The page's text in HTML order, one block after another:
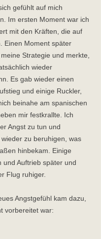
gefühlt auf mich
Im ersten Moment war ich
mit den Kräften, die auf
Einen Moment später
Strategie und merkte,
wieder
Es gab wieder einen
und einige Ruckler,
beinahe am spanischen
mir festkrallte. Ich
Angst zu tun und
zu beruhigen, was
hinbekam. Einige
und Auftrieb später und
Flug ruhiger.
Angstgefühl kam dazu,
vorbereitet war: